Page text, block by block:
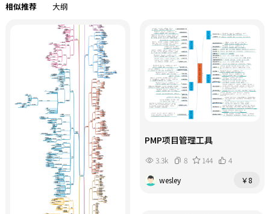
相似推荐 大纲
PMP项目管理工具
3.3k 8 144
4
wesley
￥8